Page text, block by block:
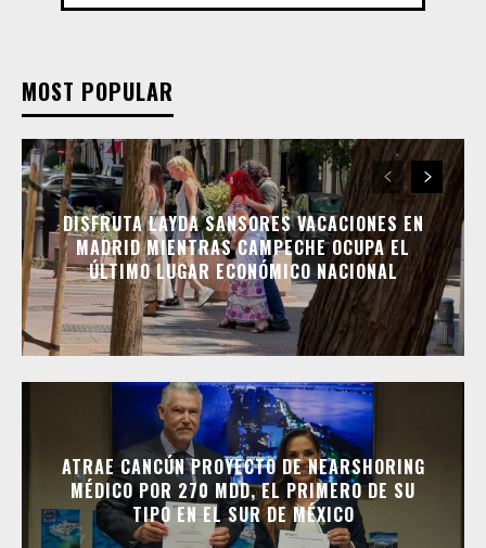
MOST POPULAR
DISFRUTA LAYDA SANSORES VACACIONES EN
MADRID MIENTRAS CAMPECHE OCUPA EL
ÚLTIMO LUGAR ECONÓMICO NACIONAL
ATRAE CANCÚN PROYECTO DE NEARSHORING
MÉDICO POR 270 MDD, EL PRIMERO DE SU
TIPO EN EL SUR DE MÉXICO